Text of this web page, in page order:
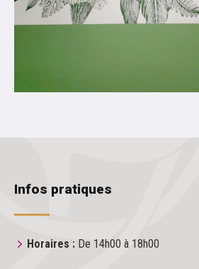
Infos pratiques
Horaires : De 14h00 à 18h00